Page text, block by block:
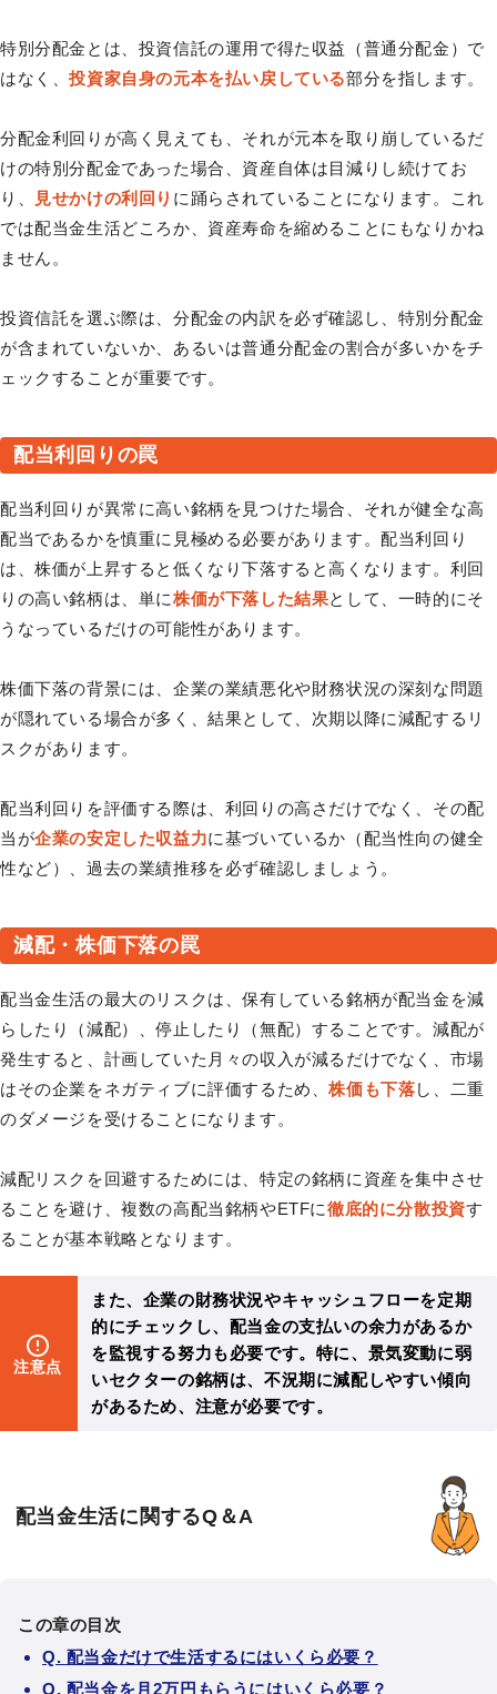
特別分配金とは、投資信託の運用で得た収益（普通分配金）で
はなく、投資家自身の元本を払い戻している部分を指します。
分配金利回りが高く見えても、それが元本を取り崩しているだ
けの特別分配金であった場合、資産自体は目減りし続けてお
り、
見せかけの利回り に踊らされていることになります。これ
では配当金生活どころか、資産寿命を縮めることにもなりかね
ません。
投資信託を選ぶ際は、分配金の内訳を必ず確認し、特別分配金
が含まれていないか、あるいは普通分配金の割合が多いかをチ
ェックすることが重要です。
配当利回りの罠
配当利回りが異常に高い銘柄を見つけた場合、それが健全な高
配当であるかを慎重に見極める必要があります。配当利回り
は、株価が上昇すると低くなり下落すると高くなります。利回
りの高い銘柄は、単に株価が下落した結果として、一時的にそ
うなっているだけの可能性があります。
株価下落の背景には、企業の業績悪化や財務状況の深刻な問題
が隠れている場合が多く、結果として、次期以降に減配するリ
スクがあります。
配当利回りを評価する際は、利回りの高さだけでなく、その配
当が企業の安定した収益力に基づいているか（配当性向の健全
性など）、過去の業績推移を必ず確認しましょう。
減配・株価下落の罠
配当金生活の最大のリスクは、保有している銘柄が配当金を減
らしたり（減配）、停止したり（無配）することです。減配が
発生すると、計画していた月々の収入が減るだけでなく、市場
はその企業をネガティブに評価するため、株価も下落し、二重
のダメージを受けることになります。
減配リスクを回避するためには、特定の銘柄に資産を集中させ
ることを避け、複数の高配当銘柄やETFに徹底的に分散投資す
ることが基本戦略となります。
注意点
また、企業の財務状況やキャッシュフローを定期
的にチェックし、配当金の支払いの余力があるか
を監視する努力も必要です。特に、景気変動に弱
いセクターの銘柄は、不況期に減配しやすい傾向
があるため、注意が必要です。
配当金生活に関するQ＆A
この章の目次
Q. 配当金だけで生活するにはいくら必要？
Q. 配当金を月2万円もらうにはいくら必要？